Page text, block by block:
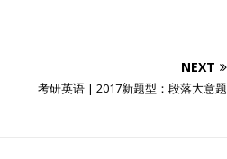
NEXT
考研英语 | 2017新题型：段落大意题